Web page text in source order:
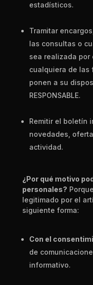
estadísticos.
Tramitar
las consultas o
sea realizada por
cualquiera de las
ponen a su disp
RESPONSABLE.
Remitir el boletín
novedades,
actividad.
¿Por qué motivo
personales? Porq
legitimado por el
siguiente forma:
Con el
de
informativo.